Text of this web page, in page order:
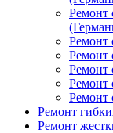
Ремонт
Ремонт
Ремонт
Ремонт
Ремонт
Ремонт
Ремонт
Ремонт